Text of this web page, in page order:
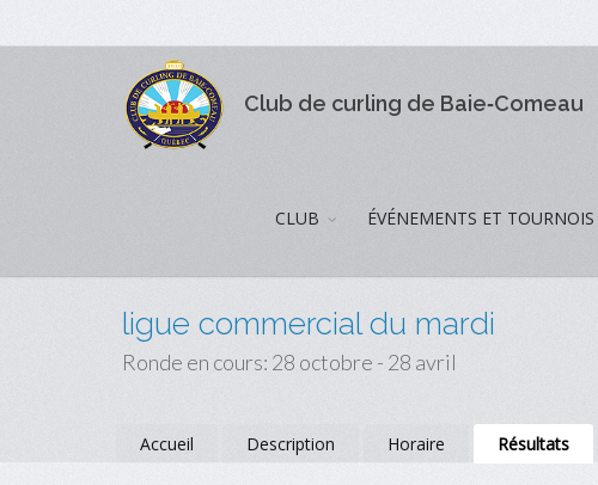
Club de curling de Baie‑Comeau
CLUB ÉVÉNEMENTS ET TOURNOIS
ligue commercial du mardi
Ronde en cours: 28 octobre - 28 avril
Accueil Description Horaire Résultats